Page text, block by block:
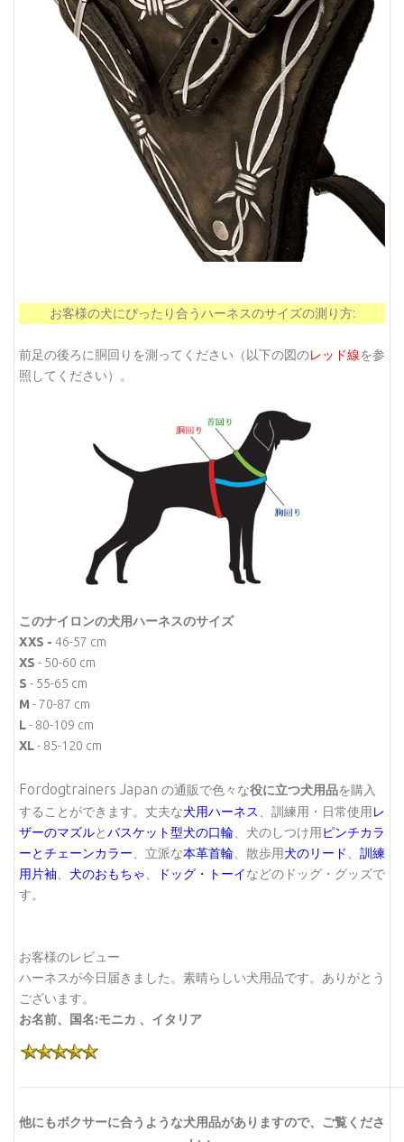
お客様の犬にぴったり合うハーネスのサイズの測り方:
前足の後ろに胴回りを測ってください（以下の図のレッド線を参
照してください）。
このナイロンの犬用ハーネスのサイズ
XXS - 46-57 cm
XS - 50-60 cm
S - 55-65 cm
M - 70-87 cm
L- 80-109 cm
XL- 85-120 cm
Fordogtrainers Japan の通販で色々な役に立つ犬用品を購入
することができます。丈夫な犬用ハーネス 、訓練用・日常使用レ
ザーのマズルとバスケット型犬の口輪 、犬のしつけ用ピンチカラ
ーとチェーンカラー 、立派な本革首輪 、散歩用犬のリード
訓練
用片袖
犬のおもちゃ ドッグ・トーイなどのドッグ・グッズで
す。
お客様のレビュー
ハーネスが今日届きました。素晴らしい犬用品です。ありがとう
ございます。
お名前、国名:モニカ 、イタリア
他にもボクサーに合うような犬用品がありますので、ご覧くださ